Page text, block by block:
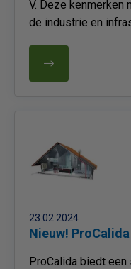
V. Deze kenmerken
de industrie en
23.02.2024
Nieuw!
​ProCalida biedt